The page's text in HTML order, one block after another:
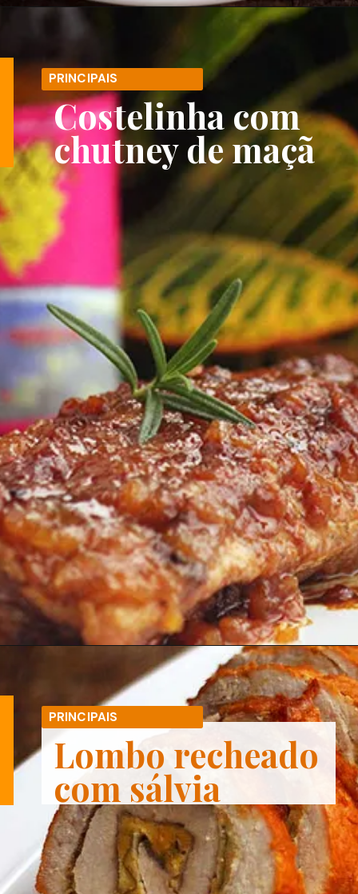
PRINCIPAIS
Costelinha com
chutney de maçã
https://melepimenta.com/costelinha-de-porco-com-chutney/
Lombo recheado
com sálvia
PRINCIPAIS